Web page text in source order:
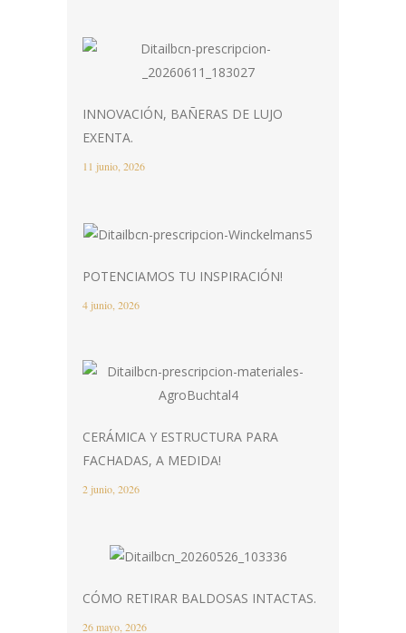
INNOVACIÓN, BAÑERAS DE LUJO
EXENTA.
11 junio, 2026
POTENCIAMOS TU INSPIRACIÓN!
4 junio, 2026
CERÁMICA Y ESTRUCTURA PARA
FACHADAS, A MEDIDA!
2 junio, 2026
CÓMO RETIRAR BALDOSAS INTACTAS.
26 mayo, 2026